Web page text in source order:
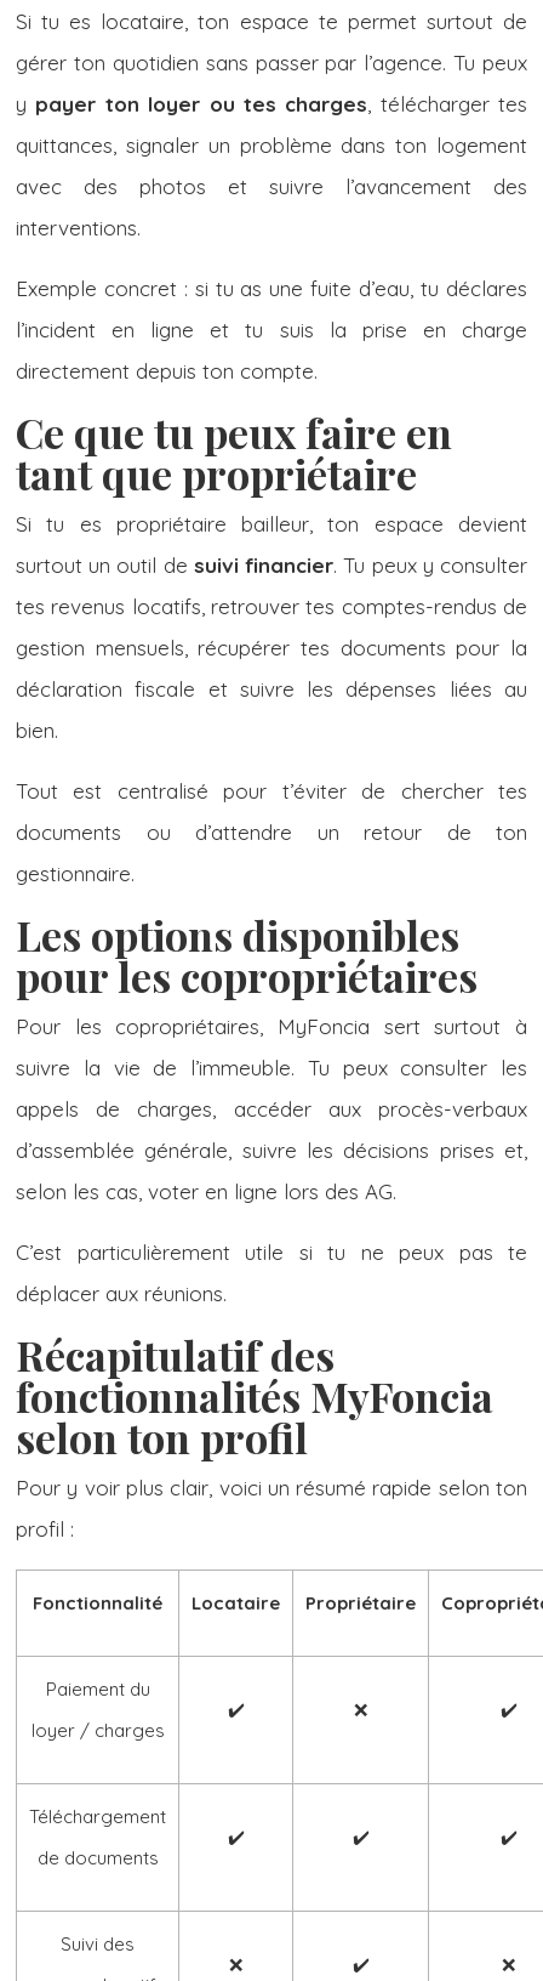
Si tu es locataire, ton espace te permet surtout de
gérer ton quotidien sans passer par l’agence. Tu peux
y payer ton loyer ou tes charges , télécharger tes
quittances, signaler un problème dans ton logement
avec des photos et suivre l’avancement des
interventions.
Exemple concret : si tu as une fuite d’eau, tu déclares
l’incident en ligne et tu suis la prise en charge
directement depuis ton compte.
Ce que tu peux faire en
tant que propriétaire
Si tu es propriétaire bailleur, ton espace devient
surtout un outil de suivi financier. Tu peux y consulter
tes revenus locatifs, retrouver tes comptes-rendus de
gestion mensuels, récupérer tes documents pour la
déclaration fiscale et suivre les dépenses liées au
bien.
Tout est centralisé pour t’éviter de chercher tes
documents ou d’attendre un retour de ton
gestionnaire.
Les options disponibles
pour les copropriétaires
Pour les copropriétaires, MyFoncia sert surtout à
suivre la vie de l’immeuble. Tu peux consulter les
appels de charges, accéder aux procès-verbaux
d’assemblée générale, suivre les décisions prises et,
selon les cas, voter en ligne lors des AG.
C’est particulièrement utile si tu ne peux pas te
déplacer aux réunions.
Récapitulatif des
fonctionnalités MyFoncia
selon ton profil
Pour y voir plus clair, voici un résumé rapide selon ton
profil :
Fonctionnalité Locataire Propriétaire
Paiement du
loyer / charges
✔️ ❌ ✔️
Téléchargement
de documents
✔️ ✔️ ✔️
Suivi des
❌ ✔️ ❌